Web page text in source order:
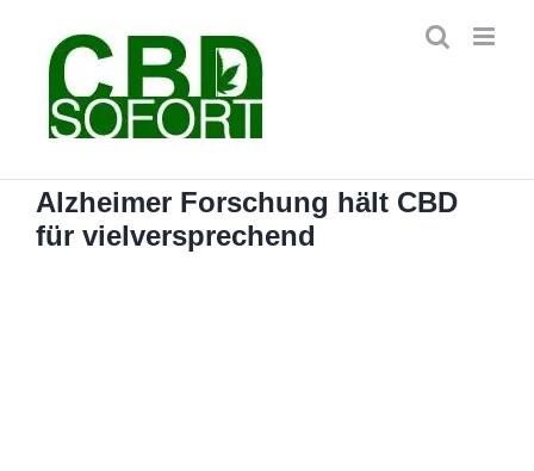
springen
Alzheimer Forschung hält CBD
für vielversprechend